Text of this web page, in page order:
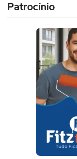
Patrocínio